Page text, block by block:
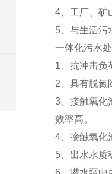
4、工厂、矿
5、与生活污
一体化污水
1、抗冲击负
2、具有脱氮
3、接触氧化
效率高。
4、接触氧化
5、出水水质